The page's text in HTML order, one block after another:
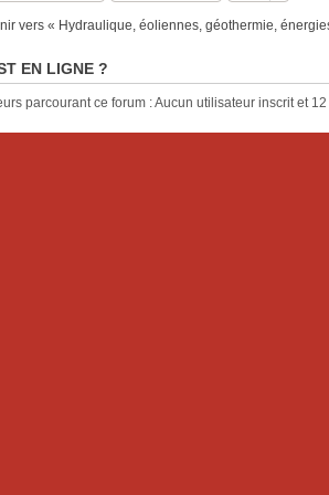
vers « Hydraulique, éoliennes, géothermie,
EN LIGNE ?
parcourant ce forum : Aucun utilisateur inscrit et